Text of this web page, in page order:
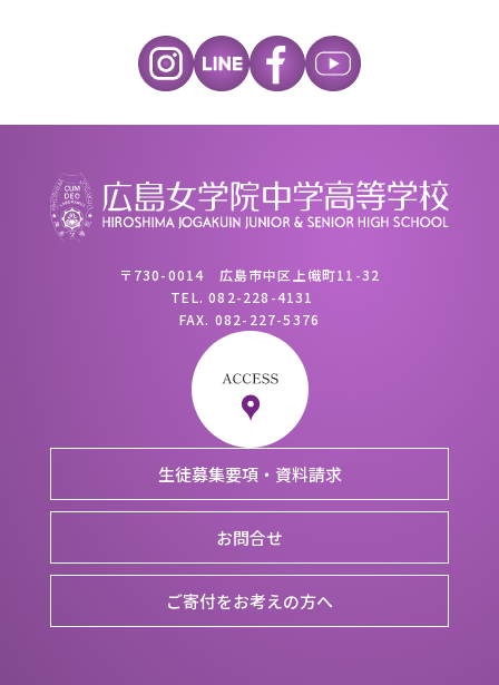
〒730-0014 広島市中区上幟町11-32
TEL.082-228-4131
FAX. 082-227-5376
生徒募集要項・資料請求
お問合せ
ご寄付をお考えの方へ